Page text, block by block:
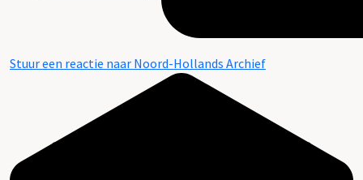
Stuur een reactie naar Noord-Hollands Archief